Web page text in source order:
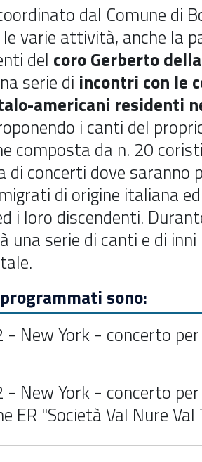
dal Comune di
varie attività, anche la
del coro Gerberto
serie di incontri con le
-americani residenti
i canti del
composta da n. 20
di concerti dove saranno
di origine italiana
i loro discendenti.
una serie di canti e di
sono:
New York - concerto per
New York - concerto per
ER "Società Val Nure